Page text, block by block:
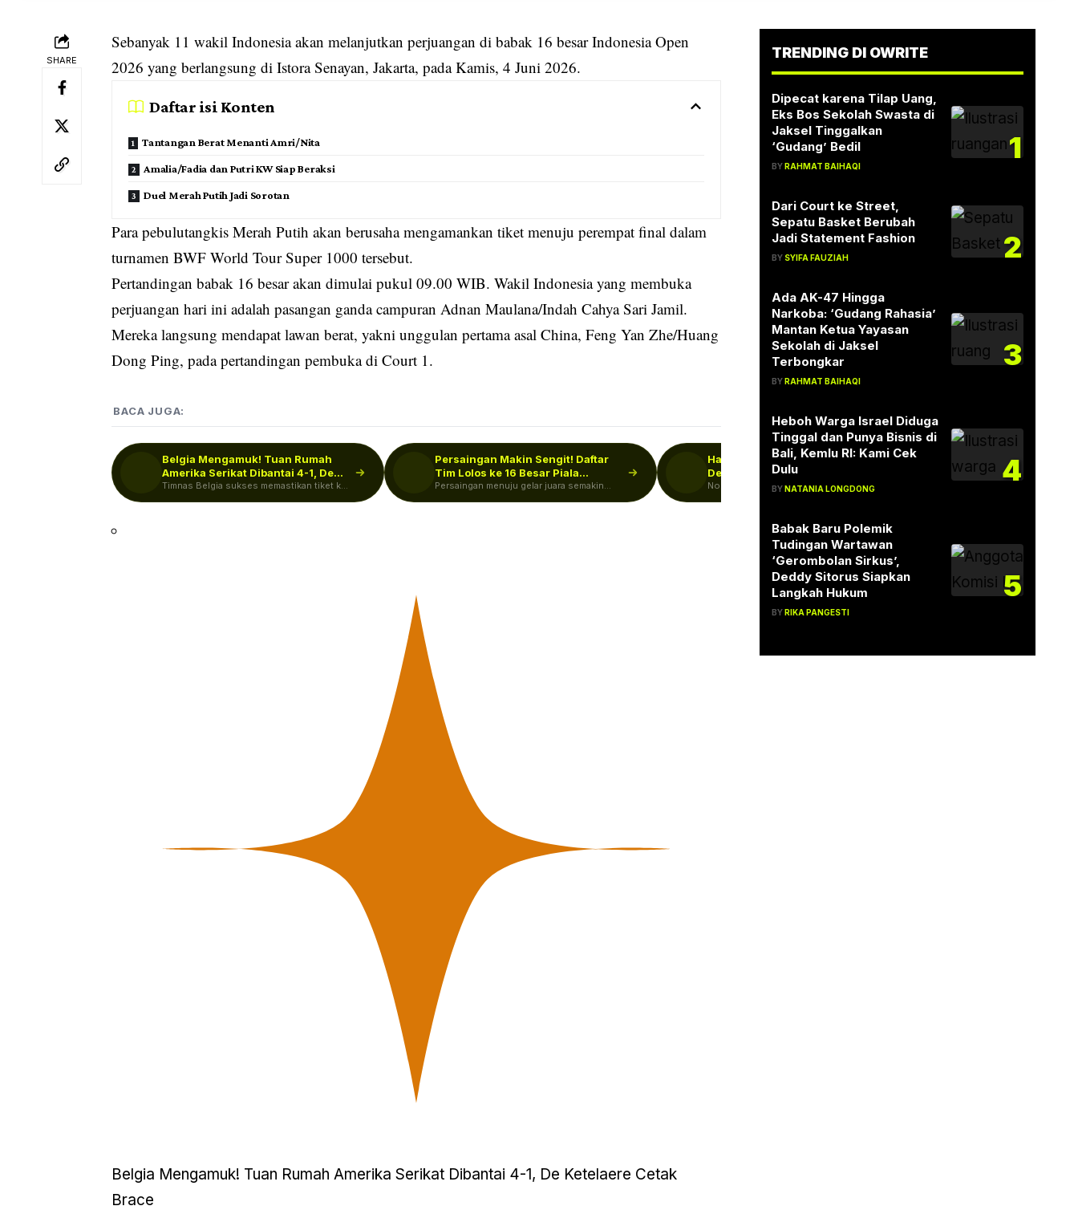
SHARE
Sebanyak 11 wakil Indonesia akan melanjutkan perjuangan dibabak 16 besar Indonesia Open
2026 yang berlangsung di Istora Senayan, Jakarta, pada Kamis, 4 Juni 2026.
Daftar isi Konten
Tantangan Berat Menanti Amri/Nita
Amalia/Fadia dan Putri KW Siap Beraksi
Duel Merah Putih Jadi Sorotan
Para pebulutangkis Merah Putih akan berusaha mengamankan tiket menuju perempat final dalam
turnamen BWF World Tour Super 1000 tersebut.
Pertandingan babak 16 besar akan dimulai pukul 09.00 WIB. Wakil Indonesia yang membuka
perjuangan hari ini adalah pasangan ganda campuran Adnan Maulana/Indah Cahya Sari Jamil.
Mereka langsung mendapat lawan berat, yakni unggulan pertama asal China, Feng Yan Zhe/Huang
Dong Ping, pada pertandingan pembuka di Court 1.
BACA JUGA:
Belgia Mengamuk! Tuan Rumah
Amerika Serikat Dibantai 4-1, De
Ketelaere…
Timnas Belgia sukses memastikan tiket ke
Persaingan Makin Sengit! Daftar
Tim Lolos ke 16 Besar Piala…
Persaingan menuju gelar juara semakin
Haaland Jadi Pahlawan! Norwegia
Depak Pantai Gading, Brasil Sudah
Menunggu…
Norwegia memastikan mengalahkan Pantai
Belgia Mengamuk! Tuan Rumah Amerika Serikat Dibantai 4-1, De Ketelaere Cetak
Brace
TRENDING DI OWRITE
Dipecat karena Tilap Uang,
Eks Bos Sekolah Swasta di
Jaksel Tinggalkan
‘Gudang’ Bedil
BYRAHMAT BAIHAQI
1
Dari Court ke Street,
Sepatu Basket Berubah
Jadi Statement Fashion
BY SYIFA FAUZIAH 2
Ada AK-47 Hingga
Narkoba: ‘Gudang Rahasia’
Mantan Ketua Yayasan
Sekolah di Jaksel
Terbongkar
BYRAHMAT BAIHAQI
3
Heboh Warga Israel Diduga
Tinggal dan Punya Bisnis di
Bali, Kemlu RI: Kami Cek
Dulu
BYNATANIA LONGDONG
4
Babak Baru Polemik
Tudingan Wartawan
‘Gerombolan Sirkus’,
Deddy Sitorus Siapkan
Langkah Hukum
BYRIKA PANGESTI
5